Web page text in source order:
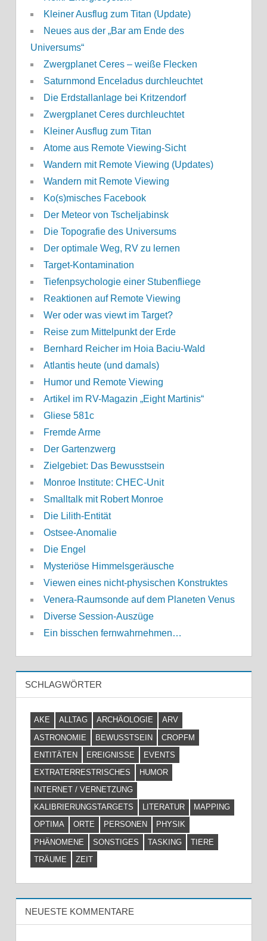
Kleiner Ausflug zum Titan (Update)
Neues aus der „Bar am Ende des
Universums“
Zwergplanet Ceres – weiße Flecken
Saturnmond Enceladus durchleuchtet
Die Erdstallanlage bei Kritzendorf
Zwergplanet Ceres durchleuchtet
Kleiner Ausflug zum Titan
Atome aus Remote Viewing-Sicht
Wandern mit Remote Viewing (Updates)
Wandern mit Remote Viewing
Ko(s)misches Facebook
Der Meteor von Tscheljabinsk
Die Topografie des Universums
Der optimale Weg, RV zu lernen
Target-Kontamination
Tiefenpsychologie einer Stubenfliege
Reaktionen auf Remote Viewing
Wer oder was viewt im Target?
Reise zum Mittelpunkt der Erde
Bernhard Reicher im Hoia Baciu-Wald
Atlantis heute (und damals)
Humor und Remote Viewing
Artikel im RV-Magazin „Eight Martinis“
Gliese 581c
Fremde Arme
Der Gartenzwerg
Zielgebiet: Das Bewusstsein
Monroe Institute: CHEC-Unit
Smalltalk mit Robert Monroe
Die Lilith-Entität
Ostsee-Anomalie
Die Engel
Mysteriöse Himmelsgeräusche
Viewen eines nicht-physischen Konstruktes
Venera-Raumsonde auf dem Planeten Venus
Diverse Session-Auszüge
Ein bisschen fernwahrnehmen…
SCHLAGWÖRTER
AKE ALLTAG ARCHÄOLOGIE
ARV
ASTRONOMIE
BEWUSSTSEIN
CROPFM
ENTITÄTEN
EREIGNISSE
EVENTS
EXTRATERRESTRISCHES
HUMOR
INTERNET / VERNETZUNG
KALIBRIERUNGSTARGETS
LITERATUR
MAPPING
OPTIMA
ORTE PERSONEN
PHYSIK
PHÄNOMENE
SONSTIGES TASKING
TIERE
TRÄUME
ZEIT
NEUESTE KOMMENTARE